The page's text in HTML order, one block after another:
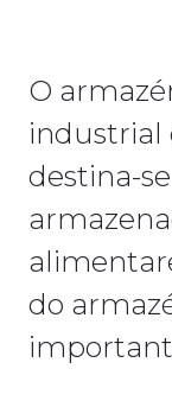
O
industrial
destina-
do